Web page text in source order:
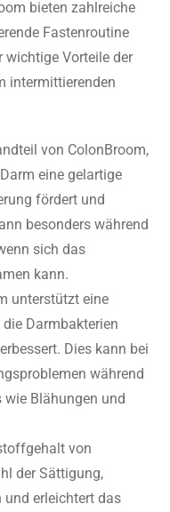
bieten zahlreiche
Fastenroutine
wichtige Vorteile der
intermittierenden
von ColonBroom,
eine gelartige
fördert und
besonders während
sich das
kann.
unterstützt eine
Darmbakterien
Dies kann bei
während
Blähungen und
von
der Sättigung,
und erleichtert das